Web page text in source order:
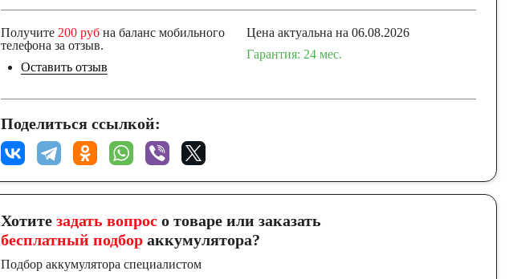
Получите 200 рубна баланс мобильного
телефона за отзыв.
Оставить отзыв
Цена актуальна на 06.08.2026
Гарантия: 24 мес.
Поделиться ссылкой:
Хотите задать вопросо товаре или заказать
бесплатный подбораккумулятора?
Подбор аккумулятора специалистом